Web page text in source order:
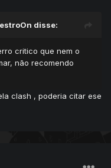
disse:
critico que nem o
não recomendo
clash , poderia citar ese